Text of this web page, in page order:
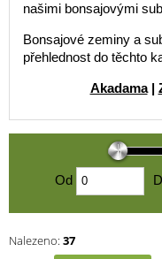
našimi bonsajovými
Bonsajové zeminy a
přehlednost do těchto
Akadama|
Od
Nalezeno: 37